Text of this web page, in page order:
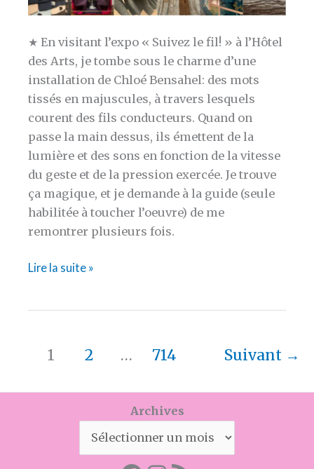
★ En visitant l’expo « Suivez le fil! » à l’Hôtel
des Arts, je tombe sous le charme d’une
installation de Chloé Bensahel: des mots
tissés en majuscules, à travers lesquels
courent des fils conducteurs. Quand on
passe la main dessus, ils émettent de la
lumière et des sons en fonction de la vitesse
du geste et de la pression exercée. Je trouve
ça magique, et je demande à la guide (seule
habilitée à toucher l’oeuvre) de me
remontrer plusieurs fois.
La
Lire la suite »
1 2 … 714 Suivant →
Archives